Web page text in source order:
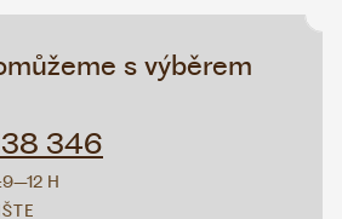
s výběrem
346
9–12 H